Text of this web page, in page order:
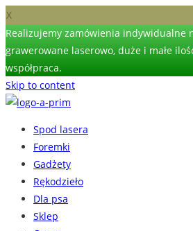
X
Realizujemy zamówienia indywidualne
grawerowane laserowo, duże i małe
współpraca.
Skip to content
Spod lasera
Foremki
Gadżety
Rękodzieło
Dla psa
Sklep